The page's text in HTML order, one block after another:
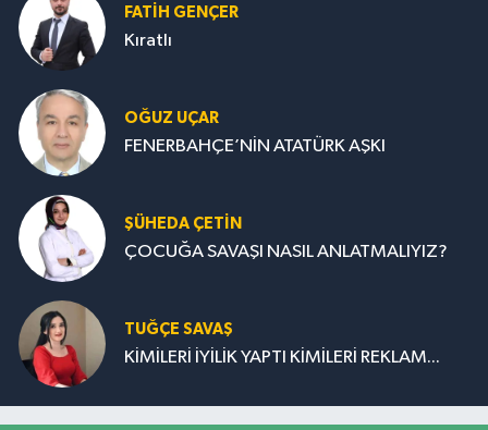
FATIH GENÇER
Kıratlı
OĞUZ UÇAR
FENERBAHÇE’NİN ATATÜRK AŞKI
ŞÜHEDA ÇETİN
ÇOCUĞA SAVAŞI NASIL ANLATMALIYIZ?
TUĞÇE SAVAŞ
KİMİLERİ İYİLİK YAPTI KİMİLERİ REKLAM...